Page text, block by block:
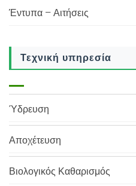
Έντυπα – Αιτήσεις
Τεχνική υπηρεσία
Ύδρευση
Αποχέτευση
Βιολογικός Καθαρισμός